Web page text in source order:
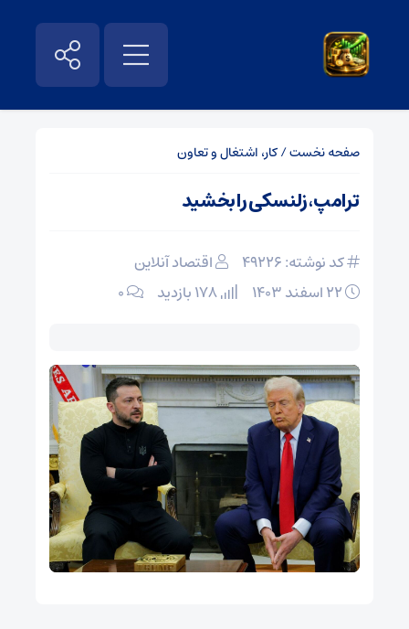
صفحه نخست/کار، اشتغال و تعاون
ترامپ، زلنسکی را بخشید
کد نوشته: 49226
اقتصاد آنلاین
۰